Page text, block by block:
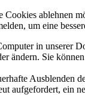
ablehnen
um eine
in unserer
ändern. Sie
Ausblenden
aufgefordert, ein